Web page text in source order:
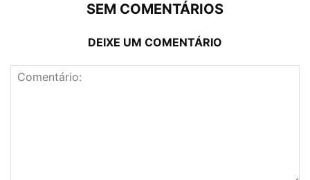
SEM COMENTÁRIOS
DEIXE UM COMENTÁRIO